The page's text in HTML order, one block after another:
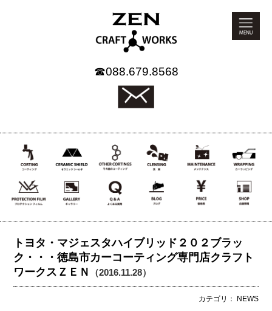
☎088.679.8568
トヨタ・マジェスタハイブリッド２０２ブラッ
ク・・・徳島市カーコーティング専門店クラフト
ワークスＺＥＮ
（2016.11.28）
カテゴリ： NEWS